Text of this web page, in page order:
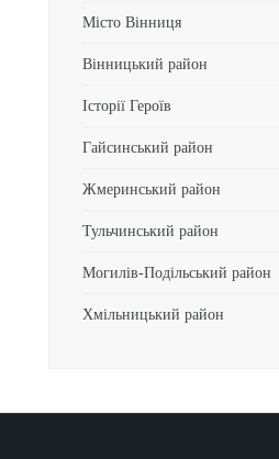
Місто Вінниця
Вінницький район
Історії Героїв
Гайсинський район
Жмеринський район
Тульчинський район
Могилів-Подільський район
Хмільницький район